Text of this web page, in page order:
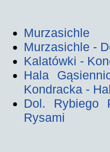
Murzasichle
Murzasichle -
Kalatówki -
Hala
Kondracka -
Dol. Rybiego
Rysami